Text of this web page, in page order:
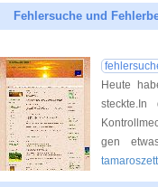
Fehlersuche und
Heute
gen